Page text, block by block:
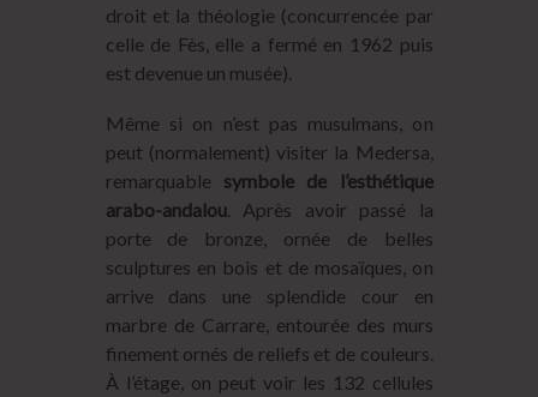
droit et la théologie (concurrencée par
celle de Fès, elle a fermé en 1962 puis
est devenue un musée).
Même si on n’est pas musulmans, on
peut (normalement) visiter la Medersa,
remarquable symbole de l’esthétique
arabo-andalou. Après avoir passé la
porte de bronze, ornée de belles
sculptures en bois et de mosaïques, on
arrive dans une splendide cour en
marbre de Carrare, entourée des murs
finement ornés de reliefs et de couleurs.
À l’étage, on peut voir les 132 cellules